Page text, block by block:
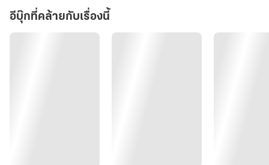
อีบุ๊กที่คล้ายกับเรื่องนี้